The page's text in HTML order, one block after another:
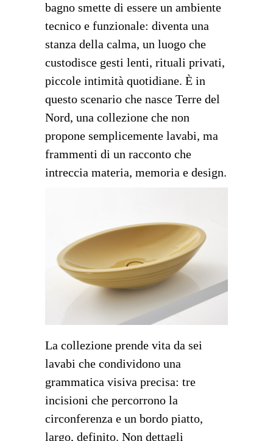
bagno smette di essere un ambiente
tecnico e funzionale: diventa una
stanza della calma, un luogo che
custodisce gesti lenti, rituali privati,
piccole intimità quotidiane. È in
questo scenario che nasce Terre del
Nord, una collezione che non
propone semplicemente lavabi, ma
frammenti di un racconto che
intreccia materia, memoria e design.
La collezione prende vita da sei
lavabi che condividono una
grammatica visiva precisa: tre
incisioni che percorrono la
circonferenza e un bordo piatto,
largo, definito. Non dettagli